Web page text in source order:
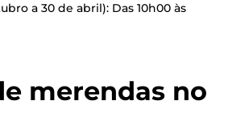
a 30 de abril): Das 10h00 às
merendas no